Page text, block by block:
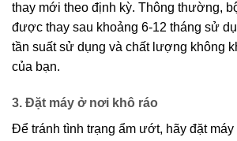
thay mới theo định kỳ. Thông thường,
được thay sau khoảng 6-12 tháng sử
tần suất sử dụng và chất lượng không
của bạn.
3. Đặt máy ở nơi khô ráo
Để tránh tình trạng ẩm ướt, hãy đặt